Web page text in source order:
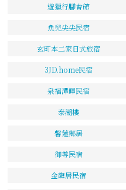
遊獵行腳會館
魚兒尖尖民宿
玄町本二家日式旅宿
3JD.home民宿
泉福潭暉民宿
泰湖樓
馨蓮鄉居
御尊民宿
金龍居民宿